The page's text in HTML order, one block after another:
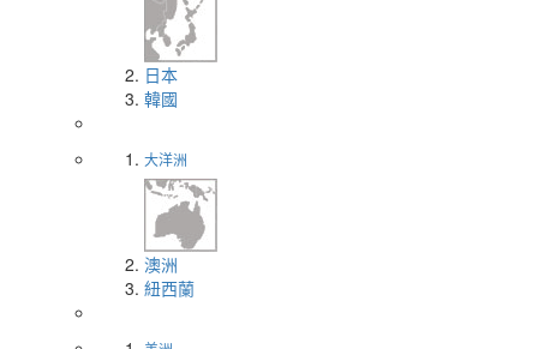
日本
韓國
大洋洲
澳洲
紐西蘭